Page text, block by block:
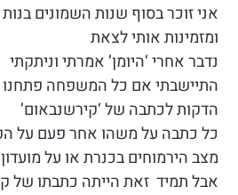
אני זוכר בסוף שנות השמונים
ומזמינות אותי לצאת
נדבר אחרי ‘היומן’ אמרתי וניתקתי
התיישבתי אם כל המשפחה פתחנו
הדקות לכתבה של ‘קירשנבאום’
כל כתבה על משהו אחר פעם על
מצב הירמוחים בכנרת או על מועדון
אבל תמיד זאת הייתה כתבתו של